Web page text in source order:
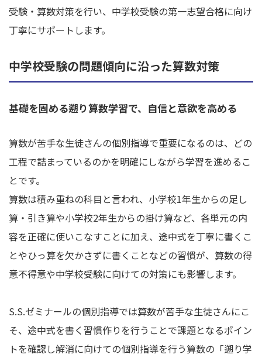
受験・算数対策を行い、中学校受験の第一志望合格に向け
丁寧にサポートします。
中学校受験の問題傾向に沿った算数対策
基礎を固める遡り算数学習で、自信と意欲を高める
算数が苦手な生徒さんの個別指導で重要になるのは、どの
工程で詰まっているのかを明確にしながら学習を進めるこ
とです。
算数は積み重ねの科目と言われ、小学校1年生からの足し
算・引き算や小学校2年生からの掛け算など、各単元の内
容を正確に使いこなすことに加え、途中式を丁寧に書くこ
とやひっ算を欠かさずに書くことなどの習慣が、算数の得
意不得意や中学校受験に向けての対策にも影響します。
S.S.ゼミナールの個別指導では算数が苦手な生徒さんにこ
そ、途中式を書く習慣作りを行うことで課題となるポイン
トを確認し解消に向けての個別指導を行う算数の「遡り学